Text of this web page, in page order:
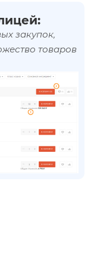
закупок,
товаров